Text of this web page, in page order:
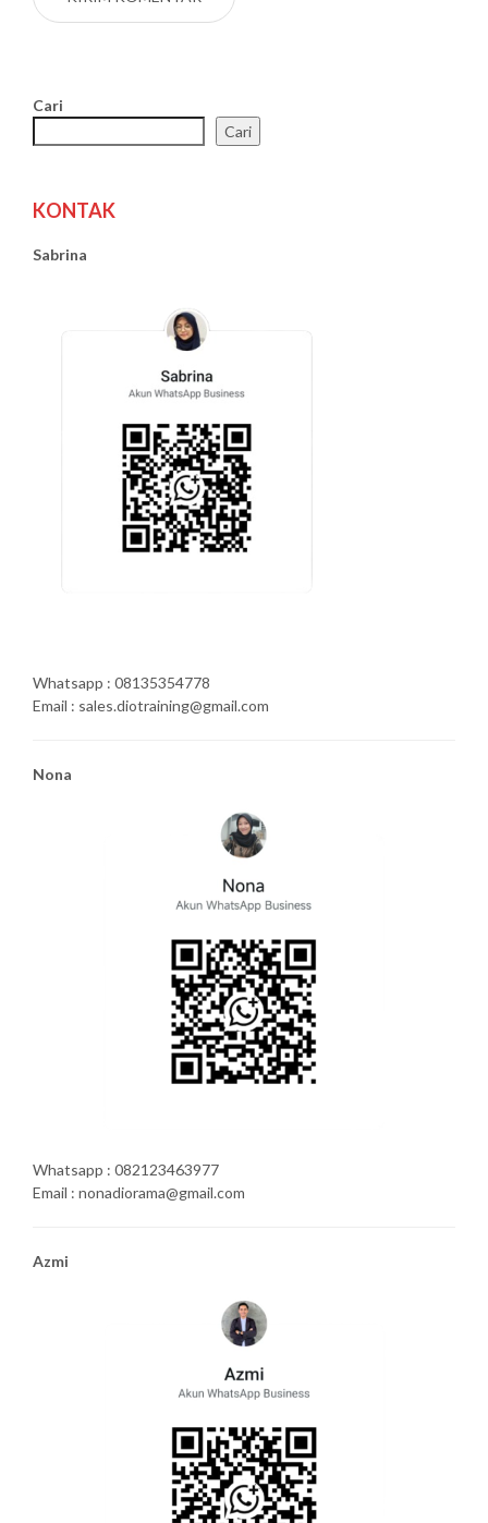
Cari
Cari
KONTAK
Sabrina
Whatsapp : 08135354778
Email : sales.diotraining@gmail.com
Nona
Whatsapp : 082123463977
Email : nonadiorama@gmail.com
Azmi